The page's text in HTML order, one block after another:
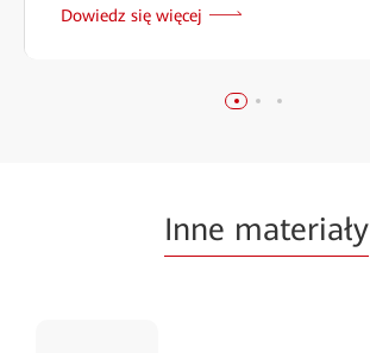
Dowiedz się więcej
Inne materiały